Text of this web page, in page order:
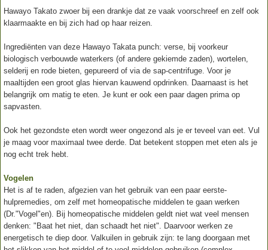
Hawayo Takato zwoer bij een drankje dat ze vaak voorschreef en zelf ook
klaarmaakte en bij zich had op haar reizen.
Ingrediënten van deze Hawayo Takata punch: verse, bij voorkeur
biologisch verbouwde waterkers (of andere gekiemde zaden), wortelen,
selderij en rode bieten, gepureerd of via de sap-centrifuge. Voor je
maaltijden een groot glas hiervan kauwend opdrinken. Daarnaast is het
belangrijk om matig te eten. Je kunt er ook een paar dagen prima op
sapvasten.
Ook het gezondste eten wordt weer ongezond als je er teveel van eet. Vul
je maag voor maximaal twee derde. Dat betekent stoppen met eten als je
nog echt trek hebt.
Vogelen
Het is af te raden, afgezien van het gebruik van een paar eerste-
hulpremedies, om zelf met homeopatische middelen te gaan werken
(Dr."Vogel"en). Bij homeopatische middelen geldt niet wat veel mensen
denken: "Baat het niet, dan schaadt het niet". Daarvoor werken ze
energetisch te diep door. Valkuilen in gebruik zijn: te lang doorgaan met